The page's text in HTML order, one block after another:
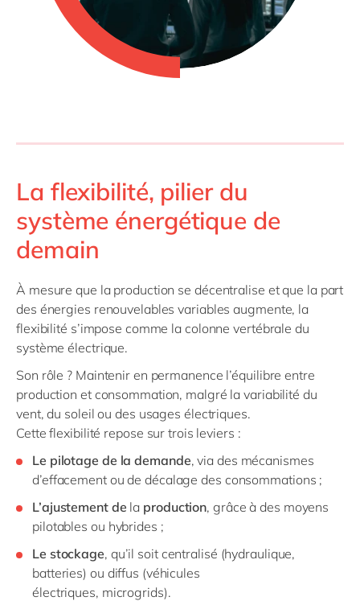
La flexibilité, pilier du
système énergétique de
demain
À mesure que la production se décentralise et que la part
des énergies renouvelables variables augmente, la
flexibilité s’impose comme la colonne vertébrale du
système électrique.
Son rôle ? Maintenir en permanence l’équilibre entre
production et consommation, malgré la variabilité du
vent, du soleil ou des usages électriques.
Cette flexibilité repose sur trois leviers :
Le pilotage de lademande, via des mécanismes
d’effacement ou de décalage des consommations ;
L’ajustement de la production, grâce à des moyens
pilotables ou hybrides ;
Le stockage, qu’il soit centralisé (hydraulique,
batteries) ou diffus (véhicules
électriques, microgrids).